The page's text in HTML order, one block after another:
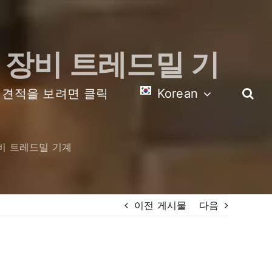
견적을 보려면 클릭 Korean
비 트레드밀 기
트레드밀 기계
이전 게시물 다음